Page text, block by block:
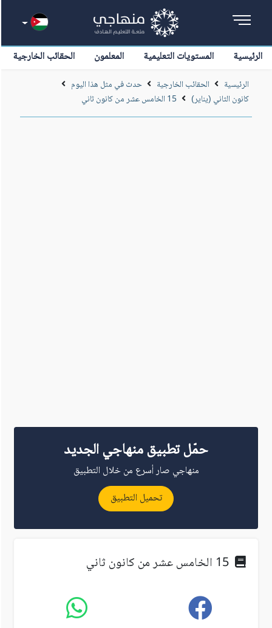
الرئيسية المستويات التعليمية المعلمون الحقائب الخارجية
الرئيسية الحقائب الخارجية
حدث في مثل هذا اليوم
كانون الثاني (يناير)
15 الخامس عشر من كانون ثاني
حمّل تطبيق منهاجي الجديد
منهاجي صار أسرع من خلال التطبيق
تحميل التطبيق